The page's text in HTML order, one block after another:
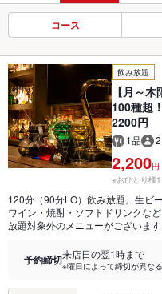
コース
飲み放題
【月～
100種超
2200円
1品
2,200円
※おひとり様1
120分（90分LO）飲み放題。生ビ
ワイン・焼酎・ソフトドリンクな
放題対象外のメニューがございます
予約締切来店日の翌1時まで
※曜日によって締切が異な